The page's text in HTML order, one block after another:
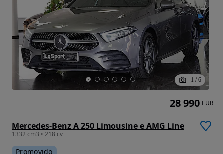
1 / 6
Mercedes-Benz A 250 Limousine e AMG Line
1332 cm3 • 218 cv
Promovido
28 990 EUR